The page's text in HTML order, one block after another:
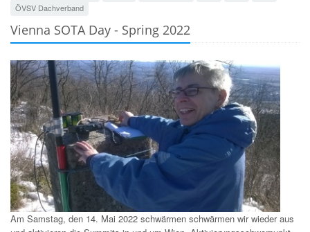
ÖVSV Dachverband
Vienna SOTA Day - Spring 2022
Am Samstag, den 14. Mai 2022 schwärmen schwärmen wir wieder aus